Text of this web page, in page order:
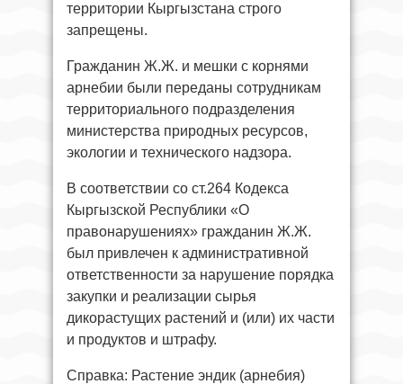
территории Кыргызстана строго
запрещены.
Гражданин Ж.Ж. и мешки с корнями
арнебии были переданы сотрудникам
территориального подразделения
министерства природных ресурсов,
экологии и технического надзора.
В соответствии со ст.264 Кодекса
Кыргызской Республики «О
правонарушениях» гражданин Ж.Ж.
был привлечен к административной
ответственности за нарушение порядка
закупки и реализации сырья
дикорастущих растений и (или) их части
и продуктов и штрафу.
Справка: Растение эндик (арнебия)